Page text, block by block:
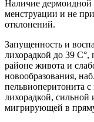
Наличие дермоидной
менструации и не
отклонений.
Запущенность и
лихорадкой до 39 С°,
районе живота и
новообразования,
пельвиоперитонита
лихорадкой, сильной
мигрирующей в